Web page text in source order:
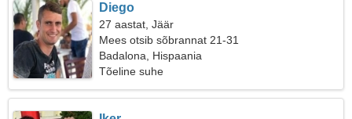
Diego
27 aastat, Jäär
Mees otsib sõbrannat 21-31
Badalona, Hispaania
Tõeline suhe